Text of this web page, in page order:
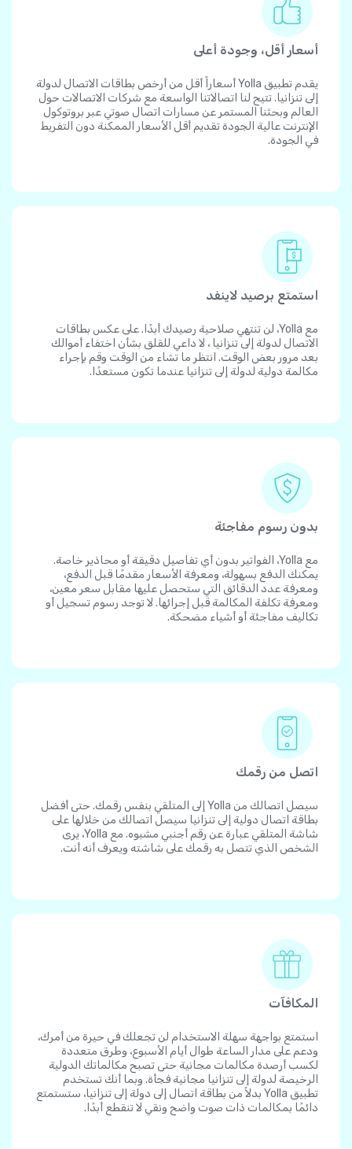
أسعار أقل، وجودة أعلى
يقدم تطبيق Yolla أسعاراً أقل من أرخص بطاقات الاتصال لدولة
إلى تنزانيا. تتيح لنا اتصالاتنا الواسعة مع شركات الاتصالات حول
العالم وبحثنا المستمر عن مسارات اتصال صوتي عبر بروتوكول
الإنترنت عالية الجودة تقديم أقل الأسعار الممكنة دون التفريط
في الجودة.
استمتع برصيد لاينفد
مع Yolla، لن تنتهي صلاحية رصيدك أبدًا. على عكس بطاقات
الاتصال لدولة إلى تنزانيا ، لا داعي للقلق بشأن اختفاء أموالك
بعد مرور بعض الوقت. انتظر ما تشاء من الوقت وقم بإجراء
مكالمة دولية لدولة إلى تنزانيا عندما تكون مستعدًا.
بدون رسوم مفاجئة
مع Yolla، الفواتير بدون أي تفاصيل دقيقة أو محاذير خاصة.
يمكنك الدفع بسهولة، ومعرفة الأسعار مقدمًا قبل الدفع،
ومعرفة عدد الدقائق التي ستحصل عليها مقابل سعر معين،
ومعرفة تكلفة المكالمة قبل إجرائها. لا توجد رسوم تسجيل أو
تكاليف مفاجئة أو أشياء مضحكة.
اتصل من رقمك
سيصل اتصالك من Yolla إلى المتلقي بنفس رقمك. حتى أفضل
بطاقة اتصال دولية إلى تنزانيا سيصل اتصالك من خلالها على
شاشة المتلقي عبارة عن رقم أجنبي مشبوه. مع Yolla، يرى
الشخص الذي تتصل به رقمك على شاشته ويعرف أنه أنت.
المكافآت
استمتع بواجهة سهلة الاستخدام لن تجعلك في حيرة من أمرك،
ودعم على مدار الساعة طوال أيام الأسبوع، وطرق متعددة
لكسب أرصدة مكالمات مجانية حتى تصبح مكالماتك الدولية
الرخيصة لدولة إلى تنزانيا مجانية فجأة. وبما أنك تستخدم
تطبيق Yolla بدلاً من بطاقة اتصال إلى دولة إلى تنزانيا، ستستمتع
دائمًا بمكالمات ذات صوت واضح ونقي لا تنقطع أبدًا.